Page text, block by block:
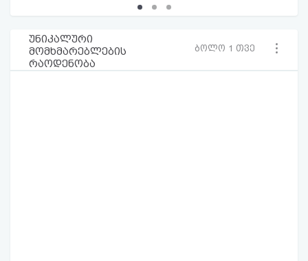
უნიკალური
მომხმარებლების
რაოდენობა
ბოლო 1 თვე